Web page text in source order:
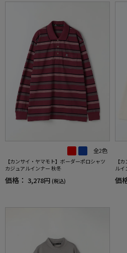
全2色
【カンサイ・ヤマモト】ボーダーポロシャツ
カジュアルインナー 秋冬
価格： 3,278円 (税込)
【
ルイ
価